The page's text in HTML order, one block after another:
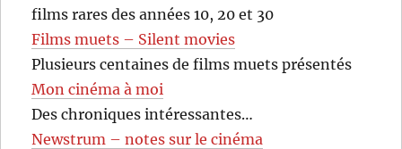
films rares des années 10, 20 et 30
Films muets – Silent movies
Plusieurs centaines de films muets présentés
Mon cinéma à moi
Des chroniques intéressantes…
Newstrum – notes sur le cinéma